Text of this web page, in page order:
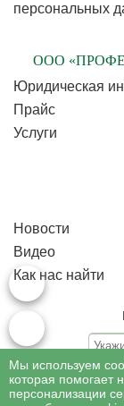
персональных
ООО
Юридическая
Прайс
Услуги
Новости
Видео
Как нас найти
Подписываясь на
Мы используем
которая помогает
персонализации